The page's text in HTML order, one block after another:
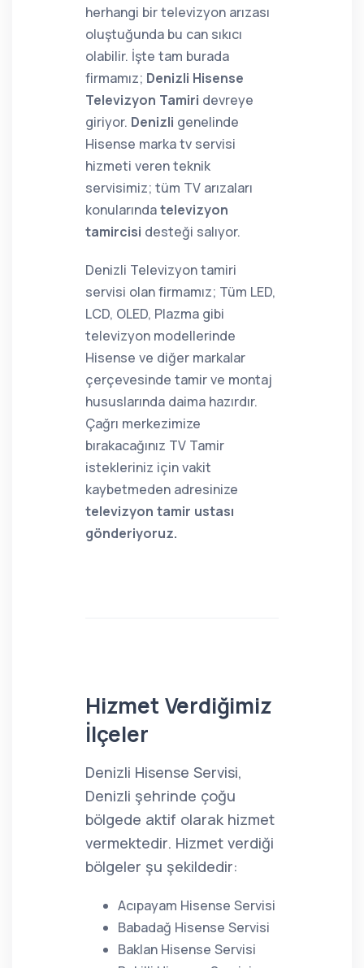
herhangi bir televizyon arızası
oluştuğunda bu can sıkıcı
olabilir. İşte tam burada
firmamız; Denizli Hisense
Televizyon Tamiri devreye
giriyor. Denizli genelinde
Hisense marka tv servisi
hizmeti veren teknik
servisimiz; tüm TV arızaları
konularındatelevizyon
tamircisi desteği salıyor.
Denizli Televizyon tamiri
servisi olan firmamız; Tüm LED,
LCD, OLED, Plazma gibi
televizyon modellerinde
Hisense ve diğer markalar
çerçevesinde tamir ve montaj
hususlarında daima hazırdır.
Çağrı merkezimize
bırakacağınız TV Tamir
istekleriniz için vakit
kaybetmeden adresinize
televizyon tamir ustası
gönderiyoruz.
Hizmet Verdiğimiz
İlçeler
Denizli Hisense Servisi,
Denizli şehrinde çoğu
bölgede aktif olarak hizmet
vermektedir. Hizmet verdiği
bölgeler şu şekildedir:
Acıpayam Hisense Servisi
Babadağ Hisense Servisi
Baklan Hisense Servisi